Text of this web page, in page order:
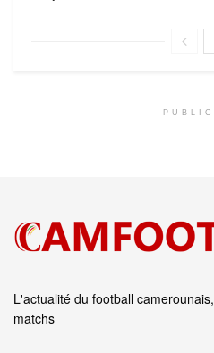
L'actualité du football
matchs